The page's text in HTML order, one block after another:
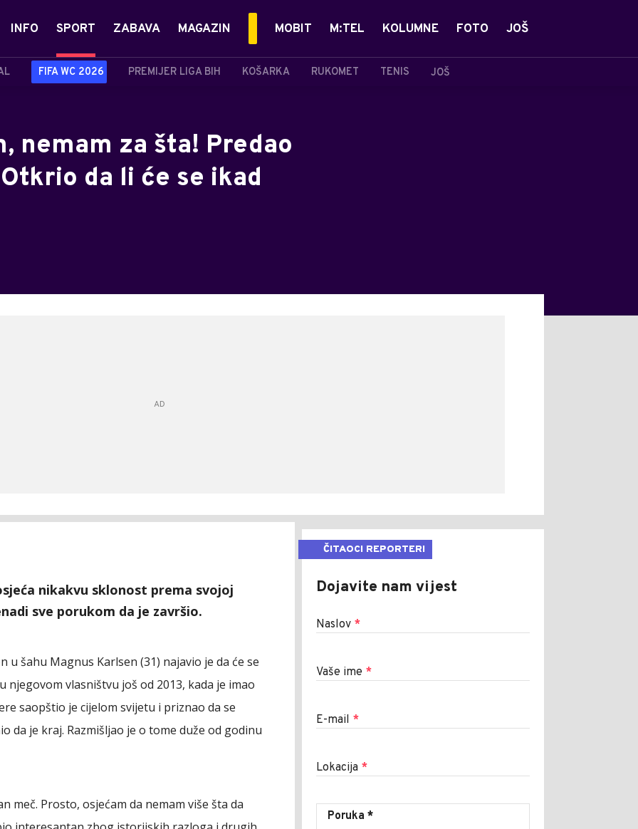
INFO SPORT
FIFA WC 2026 PREMIJER LIGA BIH KOŠARKA RUKOMET TENIS JOŠ
ZABAVA MAGAZIN MOBIT M:TEL KOLUMNE FOTO JOŠ
nemam za šta! Predao
da li će se ikad
nikakvu sklonost prema svojoj
sve porukom da je završio.
šahu Magnus Karlsen (31) najavio je da će se
vlasništvu još od 2013, kada je imao
saopštio je cijelom svijetu i priznao da se
da je kraj. Razmišljao je o tome duže od godinu
meč. Prosto, osjećam da nemam više šta da
ČITAOCI REPORTERI
Dojavite nam vijest
Naslov *
Vaše ime *
E-mail *
Lokacija *